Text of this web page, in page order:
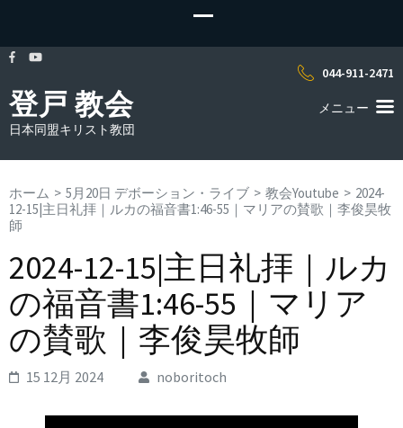
044-911-2471
登戸 教会
日本同盟キリスト教団
メニュー
ホーム > 5月20日 デボーション・ライブ > 教会Youtube > 2024-
12-15|主日礼拝｜ルカの福音書1:46-55｜マリアの賛歌｜李俊昊牧
師
2024-12-15|主日礼拝｜ルカ
の福音書1:46-55｜マリア
の賛歌｜李俊昊牧師
15 12月 2024 noboritoch